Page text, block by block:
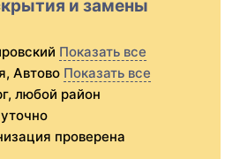
и замены
Показать все
Автово Показать все
любой район
проверена